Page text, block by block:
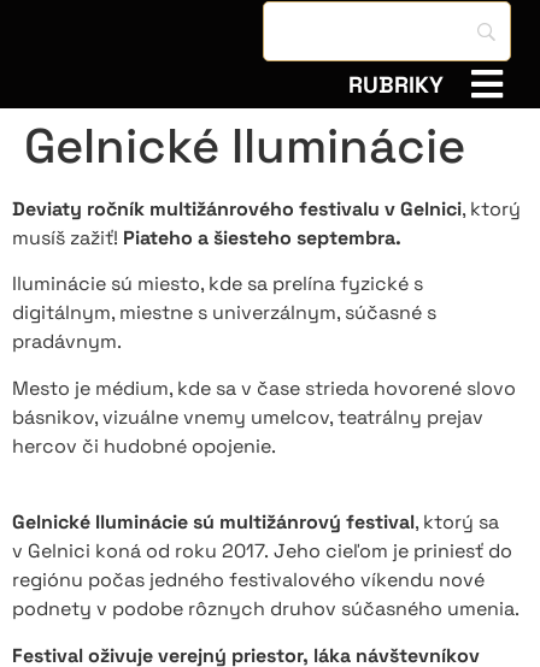
RUBRIKY
Gelnické Iluminácie
Deviaty ročník multižánrového festivalu v Gelnici, ktorý
musíš zažiť! Piateho a šiesteho septembra.
Iluminácie sú miesto, kde sa prelína fyzické s
digitálnym, miestne s univerzálnym, súčasné s
pradávnym.
Mesto je médium, kde sa v čase strieda hovorené slovo
básnikov, vizuálne vnemy umelcov, teatrálny prejav
hercov či hudobné opojenie.
Gelnické Iluminácie sú multižánrový festival, ktorý sa
v Gelnici koná od roku 2017. Jeho cieľom je priniesť do
regiónu počas jedného festivalového víkendu nové
podnety v podobe rôznych druhov súčasného umenia.
Festival oživuje verejný priestor, láka návštevníkov